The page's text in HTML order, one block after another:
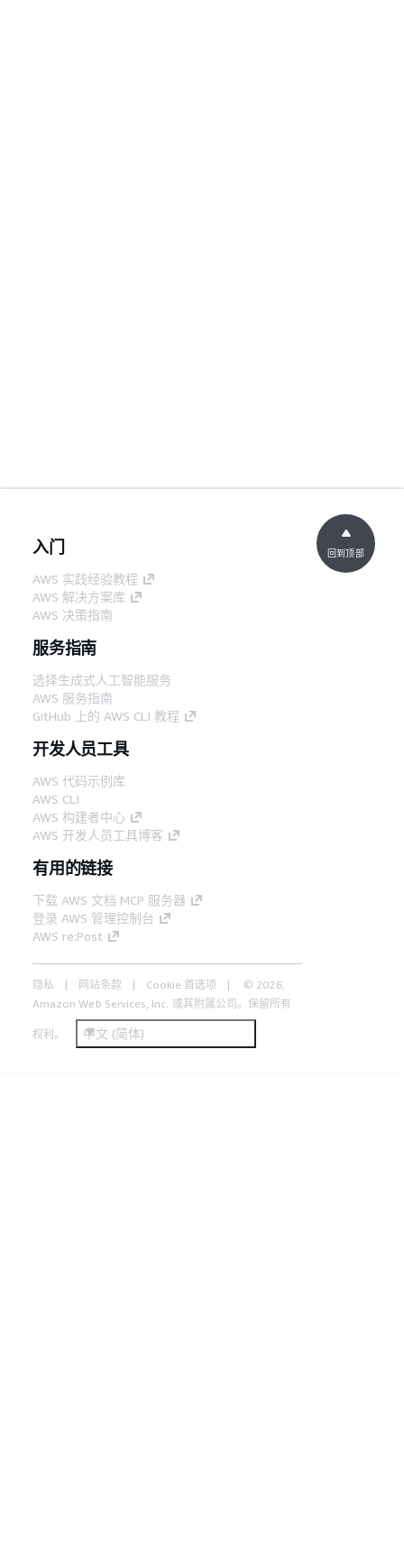
入门
AWS 实践经验教程
AWS 解决方案库
AWS 决策指南
服务指南
选择生成式人工智能服务
AWS 服务指南
GitHub 上的 AWS CLI 教程
开发人员工具
AWS 代码示例库
AWS CLI
AWS 构建者中心
AWS 开发人员工具博客
有用的链接
下载 AWS 文档 MCP 服务器
登录 AWS 管理控制台
AWS re:Post
隐私 网站条款 Cookie 首选项
© 2026,
Amazon Web Services, Inc. 或其附属公司。保留所有
权利。 中文 (简体)
回到顶部